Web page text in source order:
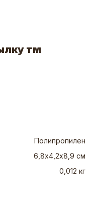
тм
Полипропилен
6,8х4,2х8,9 см
0,012 кг